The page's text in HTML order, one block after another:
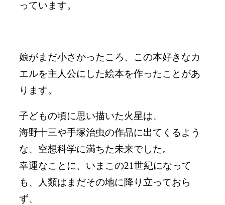
っています。
娘がまだ小さかったころ、この本好きなカ
エルを主人公にした絵本を作ったことがあ
ります。
子どもの頃に思い描いた火星は、
海野十三や手塚治虫の作品に出てくるよう
な、空想科学に満ちた未来でした。
幸運なことに、いまこの21世紀になって
も、人類はまだその地に降り立っておら
ず、